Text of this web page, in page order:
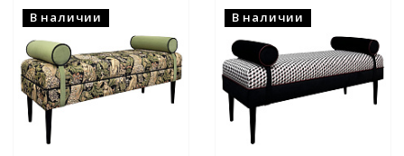
В наличии В наличии